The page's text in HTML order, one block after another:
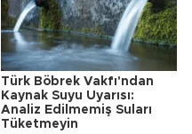
Türk Böbrek Vakfı'ndan
Kaynak Suyu Uyarısı:
Analiz Edilmemiş Suları
Tüketmeyin